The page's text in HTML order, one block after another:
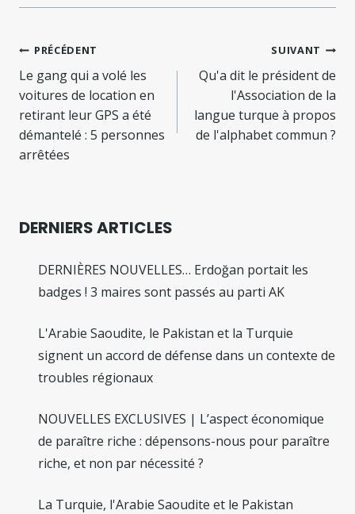
Navigation
de
l’article
PRÉCÉDENT
Le gang qui a volé les
voitures de location en
retirant leur GPS a été
démantelé : 5 personnes
arrêtées
SUIVANT
Qu'a dit le président de
l'Association de la
langue turque à propos
de l'alphabet commun ?
DERNIERS ARTICLES
DERNIÈRES NOUVELLES… Erdoğan portait les
badges ! 3 maires sont passés au parti AK
L'Arabie Saoudite, le Pakistan et la Turquie
signent un accord de défense dans un contexte de
troubles régionaux
NOUVELLES EXCLUSIVES | L’aspect économique
de paraître riche : dépensons-nous pour paraître
riche, et non par nécessité ?
La Turquie, l'Arabie Saoudite et le Pakistan